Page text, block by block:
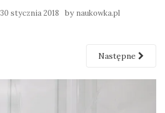
30 stycznia 2018 by naukowka.pl
Następne